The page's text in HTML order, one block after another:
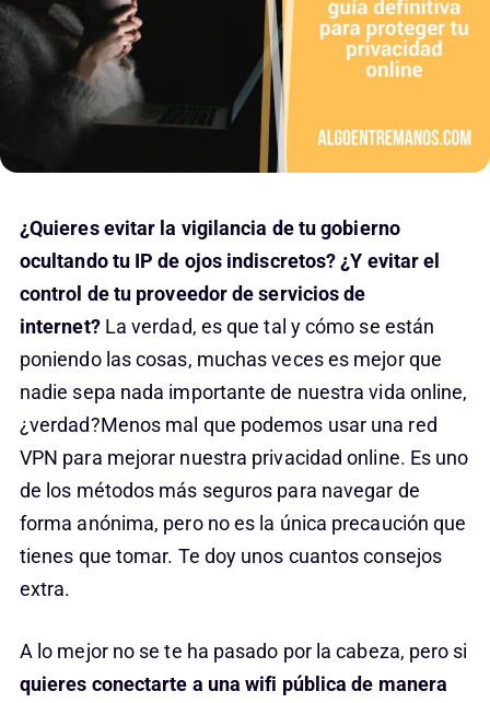
¿Quieres evitar la vigilancia de tu gobierno
ocultando tu IP de ojos indiscretos? ¿Y evitar el
control de tu proveedor de servicios de
internet?La verdad, es que tal y cómo se están
poniendo las cosas, muchas veces es mejor que
nadie sepa nada importante de nuestra vida online,
¿verdad?Menos mal que podemos usar una red
VPN para mejorar nuestra privacidad online. Es uno
de los métodos más seguros para navegar de
forma anónima, pero no es la única precaución que
tienes que tomar. Te doy unos cuantos consejos
extra.
A lo mejor no se te ha pasado por la cabeza, pero si
quieres conectarte a una wifi pública de manera